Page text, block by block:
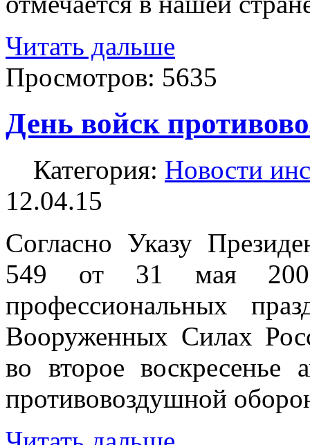
Читать дальше
Просмотров: 5635
День войск
Категория: Новости
12.04.15
Согласно Указу
549 от 31 мая
профессиональных
Вооруженных Силах
во второе воскресенье
противовоздушной